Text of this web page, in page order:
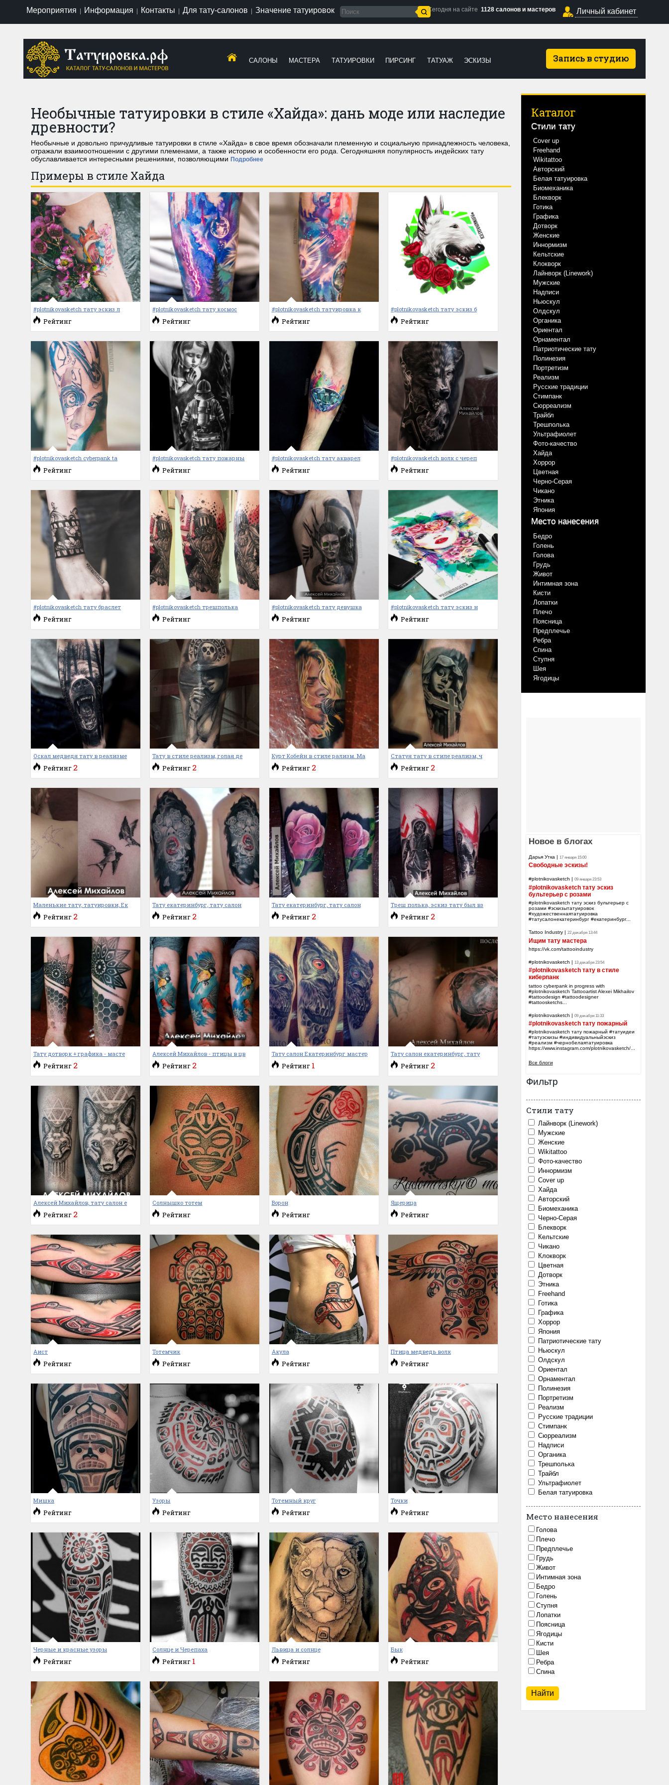
Мероприятия Информация Контакты Для тату-салонов Значение татуировок Сегодня на сайте 1128 салонов и мастеров Личный кабинет
Запись в студию
САЛОНЫ МАСТЕРА ТАТУИРОВКИ ПИРСИНГ ТАТУАЖ ЭСКИЗЫ
Каталог
Стили тату
Cover up
Freehand
Wikitattoo
Авторский
Белая татуировка
Биомеханика
Блекворк
Готика
Графика
Дотворк
Женские
Иннормизм
Кельтские
Клокворк
Лайнворк (Linework)
Мужские
Надписи
Ньюскул
Олдскул
Органика
Ориентал
Орнаментал
Патриотические тату
Полинезия
Портретизм
Реализм
Русские традиции
Стимпанк
Сюрреализм
Трайбл
Трешполька
Ультрафиолет
Фото-качество
Хайда
Хоррор
Цветная
Черно-Серая
Чикано
Этника
Япония
Место нанесения
Бедро
Голень
Голова
Грудь
Живот
Интимная зона
Кисти
Лопатки
Плечо
Поясница
Предплечье
Ребра
Спина
Ступня
Шея
Ягодицы
Новое в блогах
Дарья Утка | 17 января 15:00
Свободные эскизы!
#plotnikovasketch 09 января 23:53
#plotnikovasketch тату эскиз
бультерьер с розами
#plotnikovasketch тату эскиз бультерьер с
розами #эскизытатуировок
#художественнаятатуировка
#татусалонекатеринбург #екатеринбург...
Tattoo Industry| 22 декабря 13:44
Ищим тату мастера
https://vk.com/tattooindustry
#plotnikovasketch | 13 декабря 23:54
#plotnikovasketch тату в стиле
киберпанк
tattoo cyberpank in progress with
#plotnikovasketch Tattooartist Alexei Mikhailov
#tattoodesign #tattoodesigner
#tattoosketchs...
#plotnikovasketch | 09 декабря 11:33
#plotnikovasketch тату пожарный
#plotnikovasketch тату пожарный #татуидеи
#татуэскизы #индивидуальныйэскиз
#реализм #чернобелаятатуировка
https://www.instagram.com/plotnikovasketch/...
Все блоги
Фильтр
Стили тату
Лайнворк (Linework)
Мужские
Женские
Wikitattoo
Фото-качество
Иннормизм
Cover up
Хайда
Авторский
Биомеханика
Черно-Серая
Блекворк
Кельтские
Чикано
Клокворк
Цветная
Дотворк
Этника
Freehand
Готика
Графика
Хоррор
Япония
Патриотические тату
Ньюскул
Олдскул
Ориентал
Орнаментал
Полинезия
Портретизм
Реализм
Русские традиции
Стимпанк
Сюрреализм
Надписи
Органика
Трешполька
Трайбл
Ультрафиолет
Белая татуировка
Место нанесения
Голова
Плечо
Предплечье
Грудь
Живот
Интимная зона
Бедро
Голень
Ступня
Лопатки
Поясница
Ягодицы
Кисти
Шея
Ребра
Спина
Необычные татуировки в стиле «Хайда»: дань моде или наследие
древности?
Необычные и довольно причудливые татуировки в стиле «Хайда» в свое время обозначали племенную и социальную принадлежность человека,
отражали взаимоотношении с другими племенами, а также историю и особенности его рода. Сегодняшняя популярность индейских тату
обуславливается интересными решениями, позволяющими Подробнее
Примеры в стиле Хайда
#plotnikovasketch тату эскиз л
Рейтинг
#plotnikovasketch тату космос
Рейтинг
#plotnikovasketch татуировка к
Рейтинг
#plotnikovasketch тату эскиз б
Рейтинг
#plotnikovasketch cyberpank ta
Рейтинг
#plotnikovasketch тату пожарны
Рейтинг
#plotnikovasketch тату акварел
Рейтинг
#plotnikovasketch волк с череп
Рейтинг
#plotnikovasketch тату браслет
Рейтинг
#plotnikovasketch трешполька
Рейтинг
#plotnikovasketch тату девушка
Рейтинг
#plotnikovasketch тату эскиз н
Рейтинг
Оскал медведя тату в реализме
Рейтинг 2
Тату в стиле реализм, голая де
Рейтинг 2
Курт Кобейн в стиле рализм. Ма
Рейтинг 2
Статуя тату в стиле реализм, ч
Рейтинг 2
Маленькие тату, татуировки, Ек
Рейтинг 2
Тату екатеринбург, тату салон
Рейтинг 2
Тату екатеринбург, тату салон
Рейтинг 2
Треш полька, эскиз тату был вз
Рейтинг 2
Тату дотворк + графика - масте
Рейтинг 2
Алексей Михайлов - птицы в цв
Рейтинг 2
Тату салон Екатеринбург мастер
Рейтинг 1
Тату салон екатеринбург, тату
Рейтинг 2
Алексей Михайлов, тату салон е
Рейтинг 2
Солнышко тотем
Рейтинг
Ворон
Рейтинг
Ящерица
Рейтинг
Аист
Рейтинг
Тотемчик
Рейтинг
Акула
Рейтинг
Птица медведь волк
Рейтинг
Мишка
Рейтинг
Узоры
Рейтинг
Тотемный круг
Рейтинг
Точки
Рейтинг
Черные и красные узоры
Рейтинг
Солнце и Черепаха
Рейтинг 1
Львица и солнце
Рейтинг
Бык
Рейтинг